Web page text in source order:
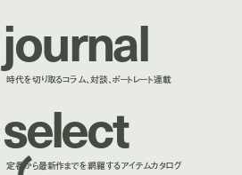
journal
時代を切り取るコラム、対談、ポートレート連載
select
定番から最新作までを網羅するアイテムカタログ